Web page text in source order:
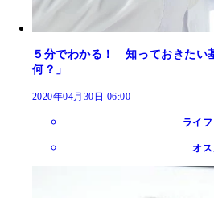
５分でわかる！ 知っておきたい
何？」
2020年04月30日 06:00
ライ
オス